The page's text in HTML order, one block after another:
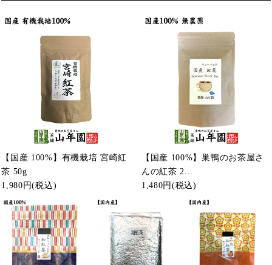
【国産 100%】有機栽培 宮崎紅
茶 50g
1,980円(税込)
【国産 100%】巣鴨のお茶屋さ
んの紅茶 2...
1,480円(税込)